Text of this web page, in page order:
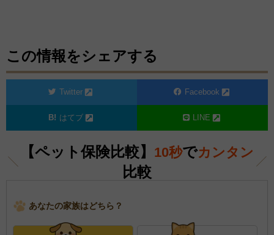
この情報をシェアする
Twitter Facebook
はてブ LINE
【ペット保険比較】 10秒でカンタン
比較
あなたの家族はどちら？